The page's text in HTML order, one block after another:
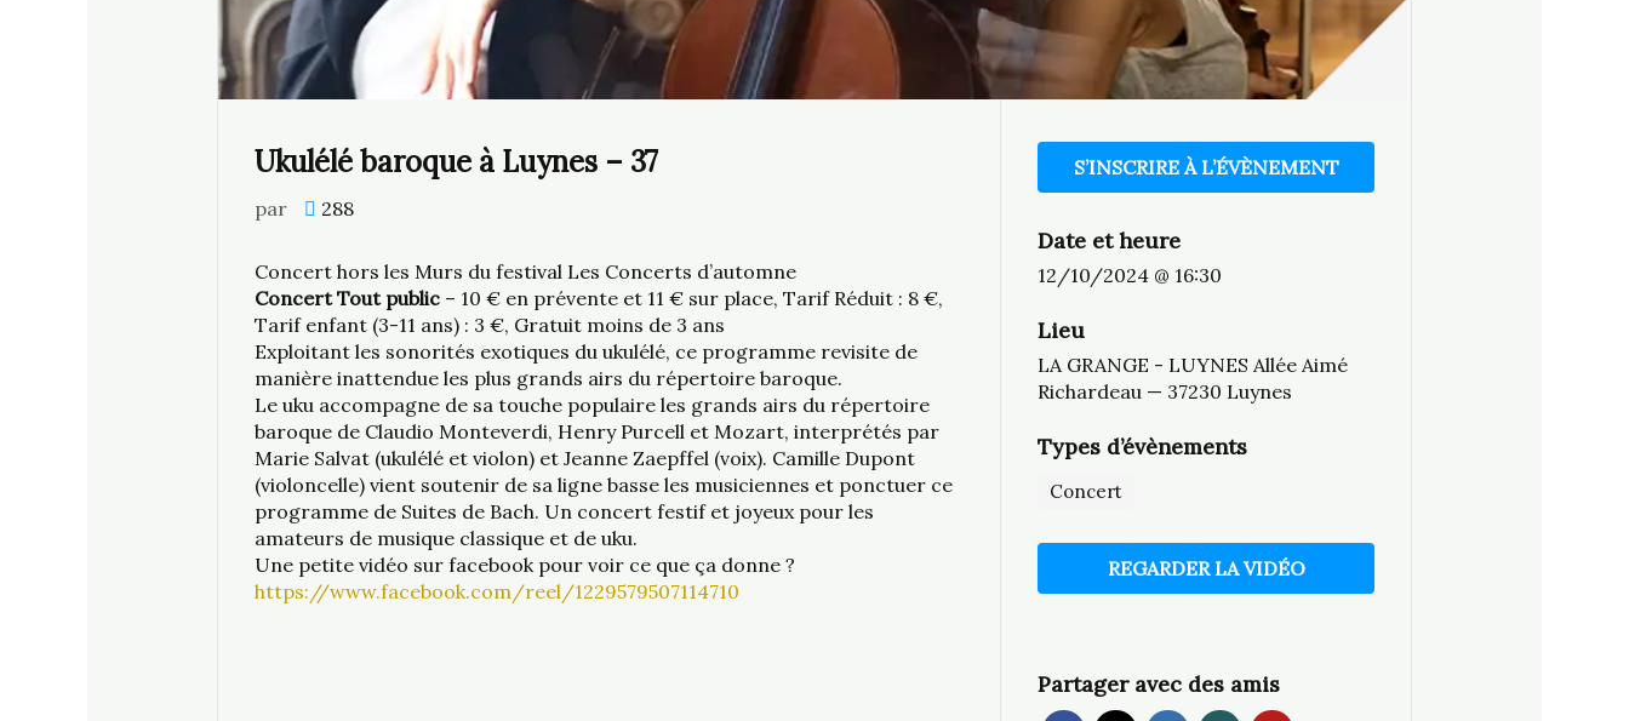
Ukulélé baroque à Luynes – 37
par 288
Concert hors les Murs du festival Les Concerts d’automne
Concert Tout public– 10 € en prévente et 11 € sur place, Tarif Réduit : 8 €,
Tarif enfant (3-11 ans) : 3 €, Gratuit moins de 3 ans
Exploitant les sonorités exotiques du ukulélé, ce programme revisite de
manière inattendue les plus grands airs du répertoire baroque.
Le uku accompagne de sa touche populaire les grands airs du répertoire
baroque de Claudio Monteverdi, Henry Purcell et Mozart, interprétés par
Marie Salvat (ukulélé et violon) et Jeanne Zaepffel (voix). Camille Dupont
(violoncelle) vient soutenir de sa ligne basse les musiciennes et ponctuer ce
programme de Suites de Bach. Un concert festif et joyeux pour les
amateurs de musique classique et de uku.
Une petite vidéo sur facebook pour voir ce que ça donne ?
https://www.facebook.com/reel/1229579507114710
S’INSCRIRE À L’ÉVÈNEMENT
Date et heure
12/10/2024 @ 16:30
Lieu
LA GRANGE - LUYNES Allée Aimé
Richardeau — 37230 Luynes
Types d’évènements
Concert
REGARDER LA VIDÉO
Partager avec des amis